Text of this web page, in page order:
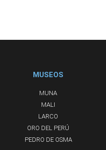
MUSEOS
MUNA
MALI
LARCO
ORO DEL PERÚ
PEDRO DE OSMA